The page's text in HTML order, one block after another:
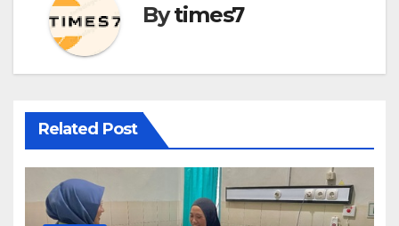
Bytimes7
Related Post